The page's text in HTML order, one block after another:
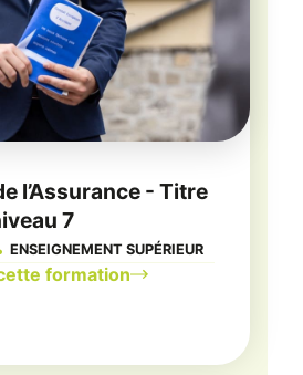
l’Assurance - Titre
7
ENSEIGNEMENT SUPÉRIEUR
formation